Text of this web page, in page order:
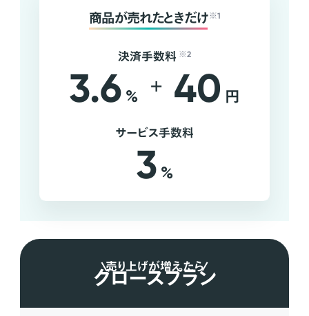
商品が売れたときだけ ※1
決済手数料 ※2
3.6 % + 40 円
サービス手数料
3 %
売り上げが増えたら
グロースプラン